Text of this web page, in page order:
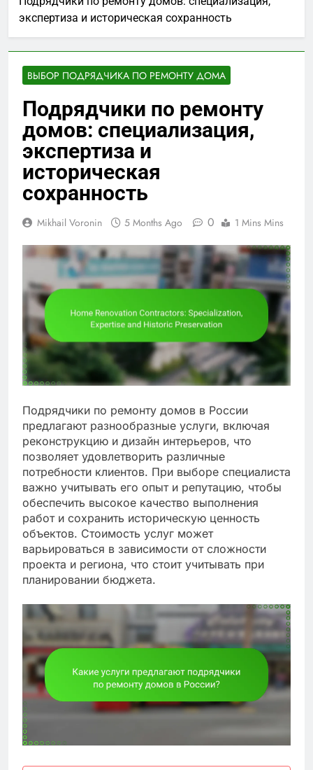
экспертиза и историческая сохранность
ВЫБОР ПОДРЯДЧИКА ПО РЕМОНТУ ДОМА
Подрядчики по ремонту
домов: специализация,
экспертиза и
историческая
сохранность
Mikhail Voronin 5 Months Ago 0 1 Mins Mins
Подрядчики по ремонту домов в России
предлагают разнообразные услуги, включая
реконструкцию и дизайн интерьеров, что
позволяет удовлетворить различные
потребности клиентов. При выборе специалиста
важно учитывать его опыт и репутацию, чтобы
обеспечить высокое качество выполнения
работ и сохранить историческую ценность
объектов. Стоимость услуг может
варьироваться в зависимости от сложности
проекта и региона, что стоит учитывать при
планировании бюджета.